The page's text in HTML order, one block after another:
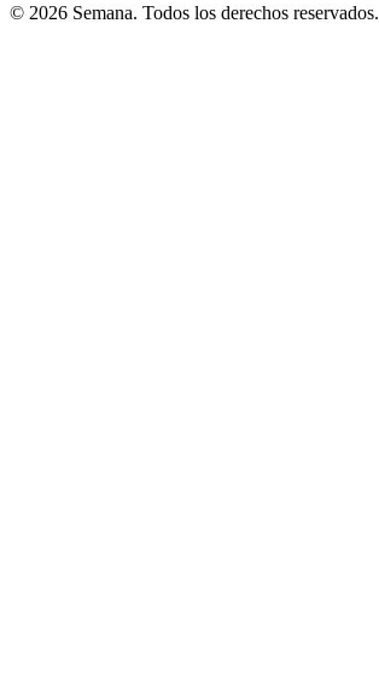
© 2026 Semana. Todos los derechos reservados.